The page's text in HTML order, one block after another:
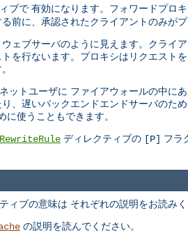
ブで 有効になります。フォワードプロ
前に、承認されたクライアントのみが
ェブサーバのように見えます。クライ
を行ないます。プロキシはリクエスト
ットユーザに ファイアウォールの中
、遅いバックエンドエンドサーバのた
使うこともできます。
RewriteRule ディレクティブの [P] フラ
ブの意味は それぞれの説明をお読みく
の説明を読んでください。